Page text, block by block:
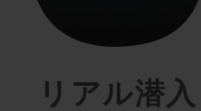
リアル潜入